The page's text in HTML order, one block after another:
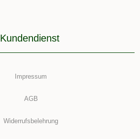
Kundendienst
Impressum
AGB
Widerrufsbelehrung